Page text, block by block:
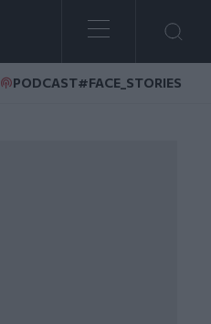
PODCAST#FACE_STORIES